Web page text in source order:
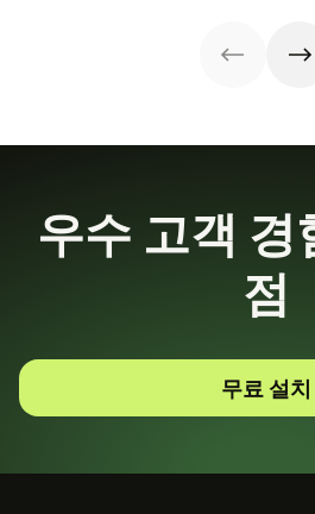
우수 고객
점
무료 설치